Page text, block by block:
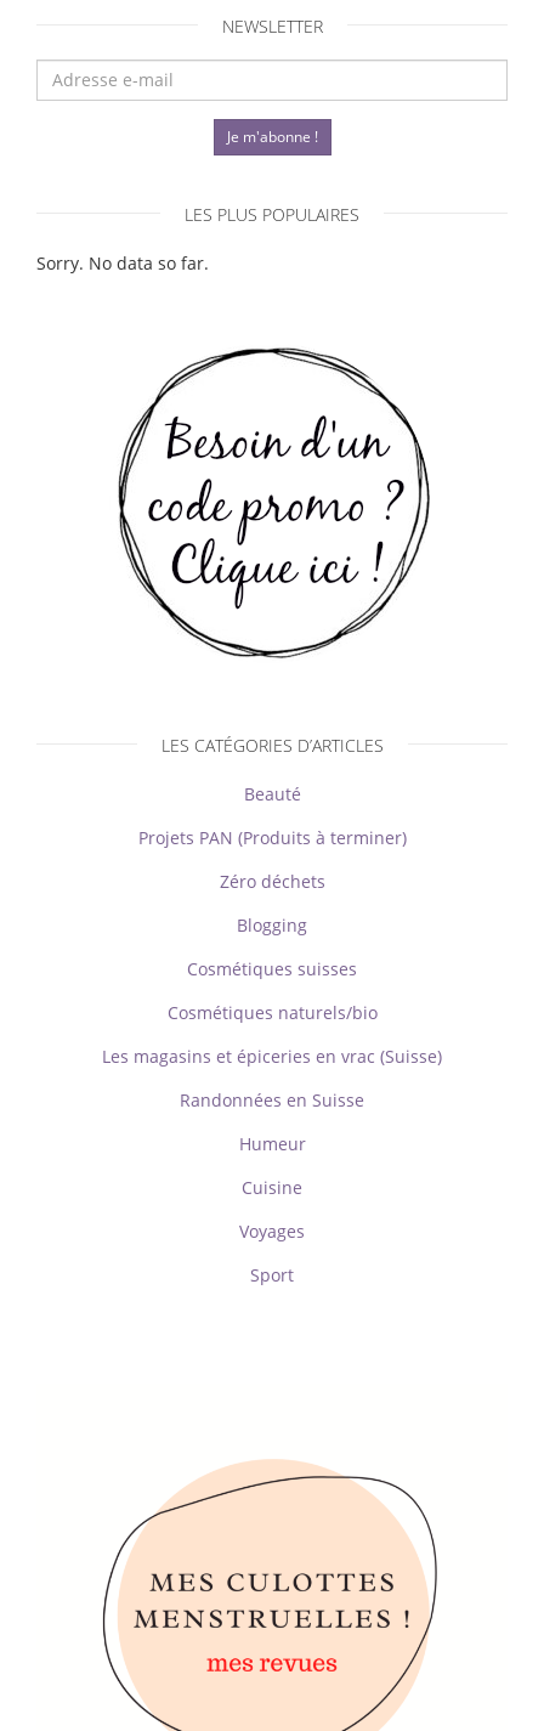
NEWSLETTER
Je m'abonne !
LES PLUS POPULAIRES
Sorry. No data so far.
LES CATÉGORIES D’ARTICLES
Beauté
Projets PAN (Produits à terminer)
Zéro déchets
Blogging
Cosmétiques suisses
Cosmétiques naturels/bio
Les magasins et épiceries en vrac (Suisse)
Randonnées en Suisse
Humeur
Cuisine
Voyages
Sport